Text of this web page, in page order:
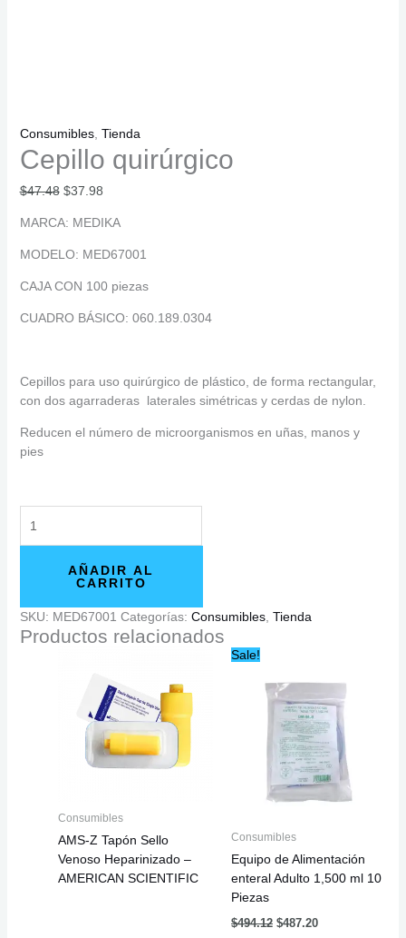
Consumibles, Tienda
Cepillo quirúrgico
$47.48 $37.98
MARCA: MEDIKA
MODELO: MED67001
CAJA CON 100 piezas
CUADRO BÁSICO: 060.189.0304
Cepillos para uso quirúrgico de plástico, de forma rectangular,
con dos agarraderas laterales simétricas y cerdas de nylon.
Reducen el número de microorganismos en uñas, manos y
pies
AÑADIR AL
CARRITO
SKU: MED67001 Categorías: Consumibles, Tienda
Productos relacionados
Consumibles
AMS-Z Tapón Sello
Venoso Heparinizado –
AMERICAN SCIENTIFIC
Sale!
Consumibles
Equipo de Alimentación
enteral Adulto 1,500 ml 10
Piezas
$494.12
was:
$494.12.
$487.20
is:
$487.20.